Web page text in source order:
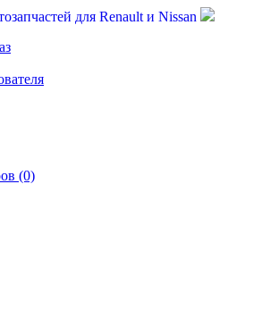
для Renault и Nissan
(0)